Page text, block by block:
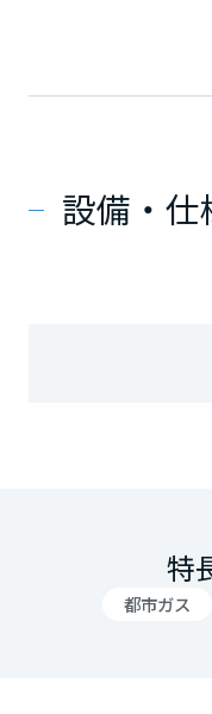
設備・仕
特
都市ガス